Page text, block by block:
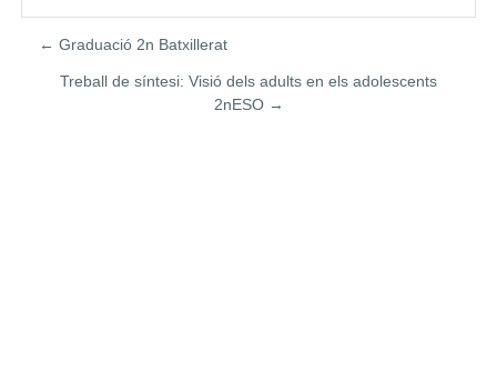
← Graduació 2n Batxillerat
Treball de síntesi: Visió dels adults en els adolescents
2nESO →